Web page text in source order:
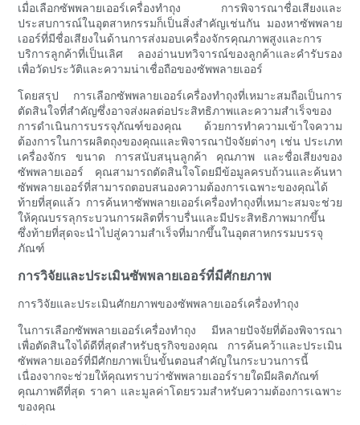
เมื่อเลือกซัพพลายเออร์เครื่องทำถุง การพิจารณาชื่อเสียงและ
ประสบการณ์ในอุตสาหกรรมก็เป็นสิ่งสำคัญเช่นกัน มองหาซัพพลาย
เออร์ที่มีชื่อเสียงในด้านการส่งมอบเครื่องจักรคุณภาพสูงและการ
บริการลูกค้าที่เป็นเลิศ ลองอ่านบทวิจารณ์ของลูกค้าและคำรับรอง
เพื่อวัดประวัติและความน่าเชื่อถือของซัพพลายเออร์
โดยสรุป การเลือกซัพพลายเออร์เครื่องทำถุงที่เหมาะสมถือเป็นการ
ตัดสินใจที่สำคัญซึ่งอาจส่งผลต่อประสิทธิภาพและความสำเร็จของ
การดำเนินการบรรจุภัณฑ์ของคุณ ด้วยการทำความเข้าใจความ
ต้องการในการผลิตถุงของคุณและพิจารณาปัจจัยต่างๆ เช่น ประเภท
เครื่องจักร ขนาด การสนับสนุนลูกค้า คุณภาพ และชื่อเสียงของ
ซัพพลายเออร์ คุณสามารถตัดสินใจโดยมีข้อมูลครบถ้วนและค้นหา
ซัพพลายเออร์ที่สามารถตอบสนองความต้องการเฉพาะของคุณได้
ท้ายที่สุดแล้ว การค้นหาซัพพลายเออร์เครื่องทำถุงที่เหมาะสมจะช่วย
ให้คุณบรรลุกระบวนการผลิตที่ราบรื่นและมีประสิทธิภาพมากขึ้น
ซึ่งท้ายที่สุดจะนำไปสู่ความสำเร็จที่มากขึ้นในอุตสาหกรรมบรรจุ
ภัณฑ์
การวิจัยและประเมินซัพพลายเออร์ที่มีศักยภาพ
การวิจัยและประเมินศักยภาพของซัพพลายเออร์เครื่องทำถุง
ในการเลือกซัพพลายเออร์เครื่องทำถุง มีหลายปัจจัยที่ต้องพิจารณา
เพื่อตัดสินใจได้ดีที่สุดสำหรับธุรกิจของคุณ การค้นคว้าและประเมิน
ซัพพลายเออร์ที่มีศักยภาพเป็นขั้นตอนสำคัญในกระบวนการนี้
เนื่องจากจะช่วยให้คุณทราบว่าซัพพลายเออร์รายใดมีผลิตภัณฑ์
คุณภาพดีที่สุด ราคา และมูลค่าโดยรวมสำหรับความต้องการเฉพาะ
ของคุณ